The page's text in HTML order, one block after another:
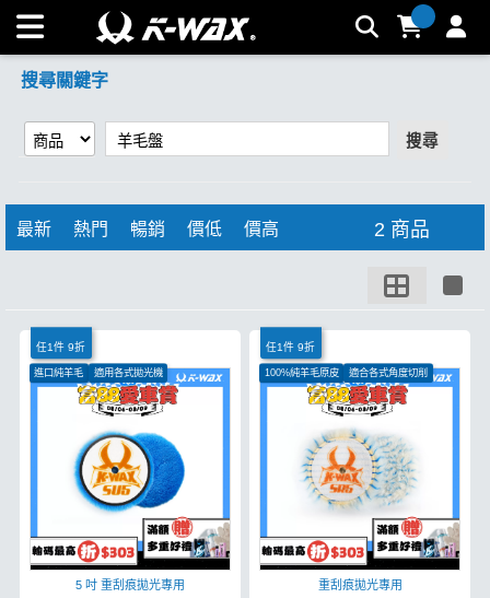
【羊毛盤】搜尋結果 | K-WAX台灣汽車美容材料
搜尋關鍵字
搜尋
最新 熱門 暢銷 價低 價高 2 商品
任1件 9折
進口純羊毛
適用各式拋光機
適合各式角度切削
5 吋 重刮痕拋光專用
任1件 9折
100%純羊毛原皮
適合各式角度切削
適用於RO、DA機
重刮痕拋光專用